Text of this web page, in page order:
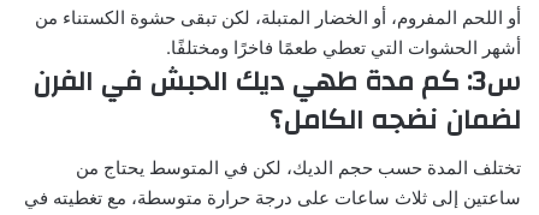
أو اللحم المفروم، أو الخضار المتبلة، لكن تبقى حشوة الكستناء من
أشهر الحشوات التي تعطي طعمًا فاخرًا ومختلفًا.
س3: كم مدة طهي ديك الحبش في الفرن
لضمان نضجه الكامل؟
تختلف المدة حسب حجم الديك، لكن في المتوسط يحتاج من
ساعتين إلى ثلاث ساعات على درجة حرارة متوسطة، مع تغطيته في